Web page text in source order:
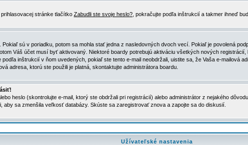
stránke tlačítko Zabudli ste svoje heslo? , pokračujte podľa inštrukcií a takmer ihneď
sú v poriadku, potom sa mohla stať jedna z nasledovných dvoch vecí. Pokiaľ je povolená
Váš účet musí byť aktivovaný. Niektoré boardy potrebujú aktiváciu všetkých nových
inštrukcií v ňom uvedených, pokiaľ ste tento e-mail neobdržali, uistite sa, že Vaša e-mailová
adresa, ktorú ste použili je platná, skontaktujte administrátora boardu.
heslo (skontrolujte e-mail, ktorý ste obdržali pri registrácií) alebo administrátor z nejakého
sa zmenšila veľkosť databázy. Skúste sa zaregistrovať znova a zapojte sa do diskusií.
Užívateľské nastavenia